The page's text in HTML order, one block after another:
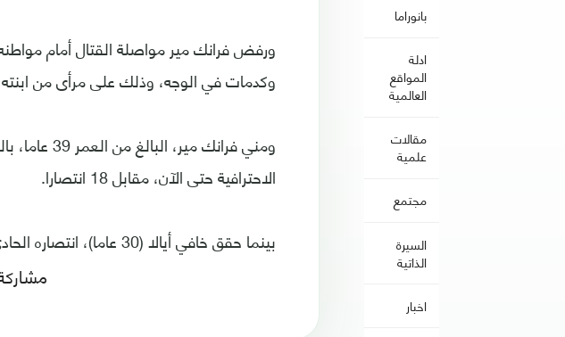
بانوراما
ادلة
المواقع
العالمية
مقالات
علمية
مجتمع
السيرة
الذاتية
اخبار
ورفض فرانك مير مواصلة القتال أمام مواطنه
وكدمات في الوجه، وذلك على مرأى من
ومني فرانك
الاحترافية حتى الآن، مقابل 18 انتصارا.
بينما حقق خافي أيالا (30 عاما)، انتصاره الحادي عشر، حتى الآن خلال مسيرته الاحترافية، مقابل 7 هزائم.